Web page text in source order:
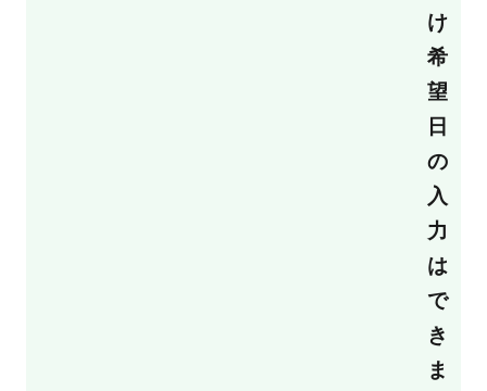
け
希
望
日
の
入
力
は
で
き
ま